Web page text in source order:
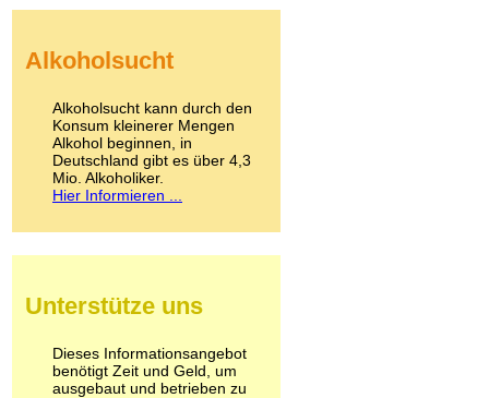
Kokain
LSD
Marihuana
Medikamente
Meskalin
Metamphetamin
Methadon
Pilze
Psychopharmaka
Schlafmittel
Schmerzmittel
Alkoholsucht
Alkoholsucht kann durch den
Konsum kleinerer Mengen
Alkohol beginnen, in
Deutschland gibt es über 4,3
Mio. Alkoholiker.
Hier Informieren ...
Unterstütze uns
Dieses Informationsangebot
benötigt Zeit und Geld, um
ausgebaut und betrieben zu